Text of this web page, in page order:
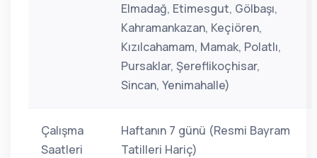
Elmadağ, Etimesgut, Gölbaşı,
Kahramankazan, Keçiören,
Kızılcahamam, Mamak, Polatlı,
Pursaklar, Şereflikoçhisar,
Sincan, Yenimahalle)
Çalışma
Saatleri
Haftanın 7 günü (Resmi Bayram
Tatilleri Hariç)